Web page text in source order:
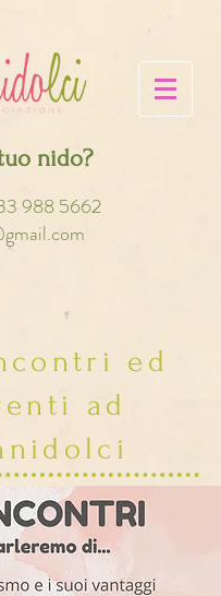
nido?
988 5662
ed
ad